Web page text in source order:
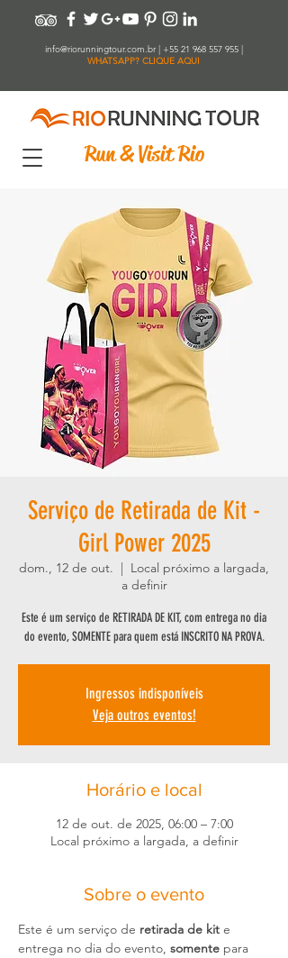
info@riorunningtour.com.br| +55 21 968 557 955|
WHATSAPP? CLIQUE AQUI
Run & Visit Rio
Serviço de Retirada de Kit -
Girl Power 2025
dom., 12 de out.
  |
Local próximo a largada,
a definir
Este é um serviço de RETIRADA DE KIT, com entrega no dia
do evento, SOMENTE para quem está INSCRITO NA PROVA.
Ingressos indisponíveis
Veja outros eventos!
Horário e local
12 de out. de 2025, 06:00 – 7:00
Local próximo a largada, a definir
Sobre o evento
Este é um serviço de retirada de kit e
entrega no dia do evento, somente para